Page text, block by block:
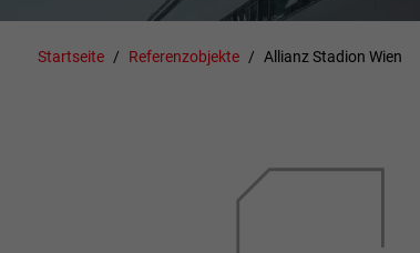
Startseite Referenzobjekte Allianz Stadion Wien